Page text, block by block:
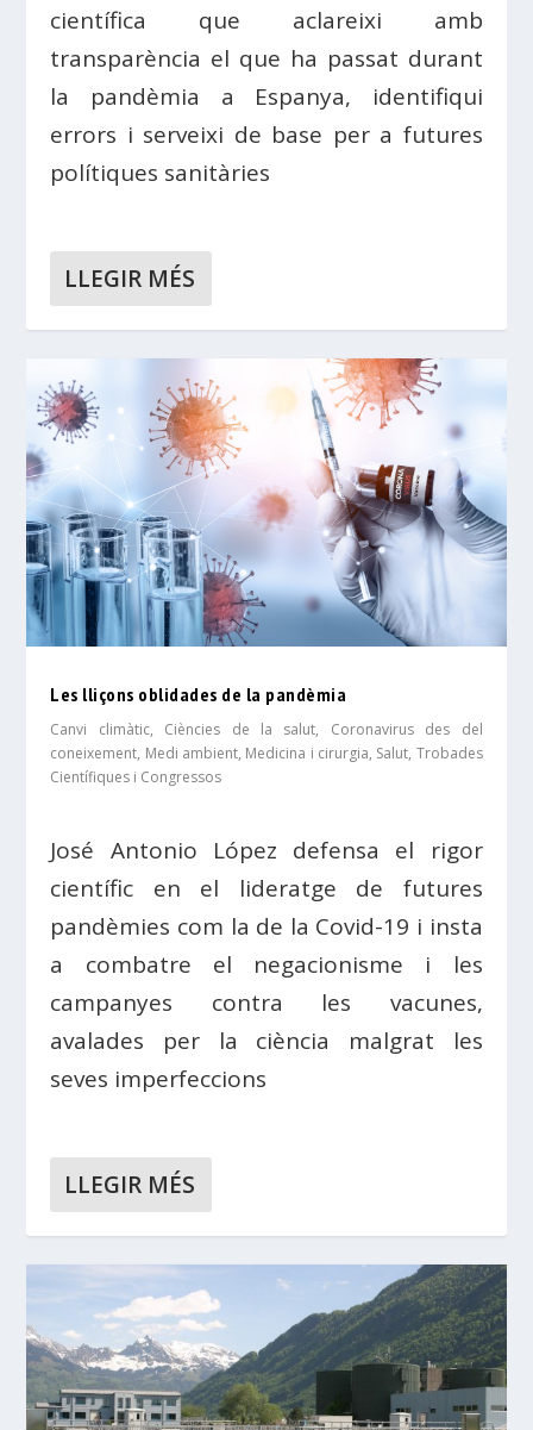
científica que aclareixi amb
transparència el que ha passat durant
la pandèmia a Espanya, identifiqui
errors i serveixi de base per a futures
polítiques sanitàries
LLEGIR MÉS
Les lliçons oblidades de la pandèmia
Canvi climàtic, Ciències de la salut, Coronavirus des del
coneixement, Medi ambient, Medicina i cirurgia, Salut, Trobades
Científiques i Congressos
José Antonio López defensa el rigor
científic en el lideratge de futures
pandèmies com la de la Covid-19 i insta
a combatre el negacionisme i les
campanyes contra les vacunes,
avalades per la ciència malgrat les
seves imperfeccions
LLEGIR MÉS